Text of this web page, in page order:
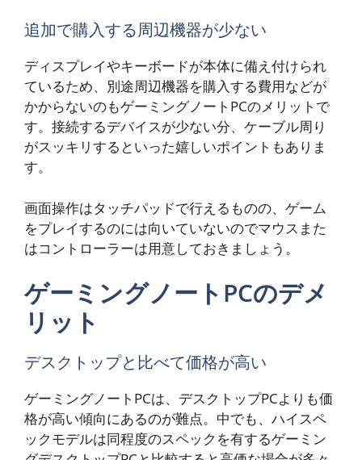
追加で購入する周辺機器が少ない
ディスプレイやキーボードが本体に備え付けられ
ているため、別途周辺機器を購入する費用などが
かからないのもゲーミングノートPCのメリットで
す。接続するデバイスが少ない分、ケーブル周り
がスッキリするといった嬉しいポイントもありま
す。
画面操作はタッチパッドで行えるものの、ゲーム
をプレイするのには向いていないのでマウスまた
はコントローラーは用意しておきましょう。
ゲーミングノートPCのデメ
リット
デスクトップと比べて価格が高い
ゲーミングノートPCは、デスクトップPCよりも価
格が高い傾向にあるのが難点。中でも、ハイスペ
ックモデルは同程度のスペックを有するゲーミン